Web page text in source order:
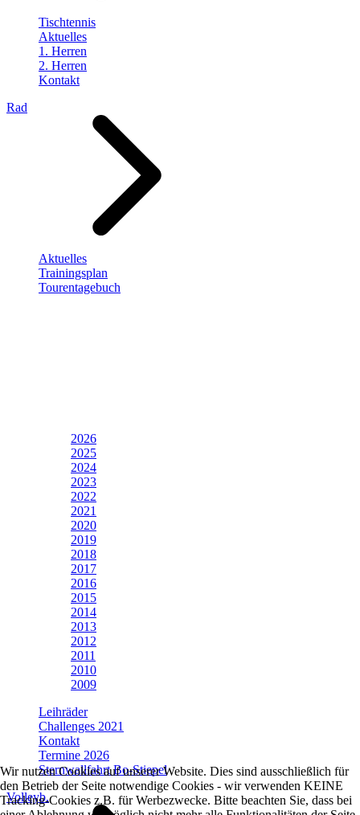
Tischtennis
Aktuelles
1. Herren
2. Herren
Kontakt
Rad
Aktuelles
Trainingsplan
Tourentagebuch
2026
2025
2024
2023
2022
2021
2020
2019
2018
2017
2016
2015
2014
2013
2012
2011
2010
2009
Leihräder
Challenges 2021
Kontakt
Termine 2026
Sternwallfahrt Bo-Stiepel
Volleyb.
Wir nutzen Cookies auf unserer Website. Dies sind ausschließlich für
den Betrieb der Seite notwendige Cookies - wir verwenden KEINE
Tracking-Cookies z.B. für Werbezwecke. Bitte beachten Sie, dass bei